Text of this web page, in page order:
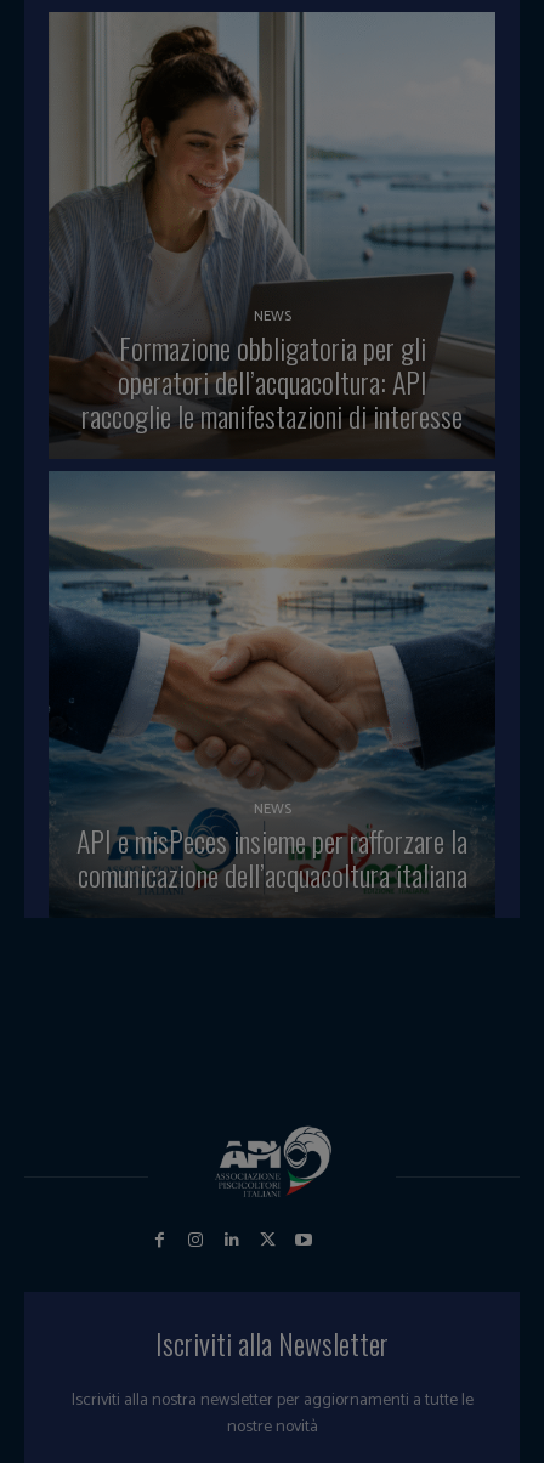
NEWS
Formazione obbligatoria per gli
operatori dell’acquacoltura: API
raccoglie le manifestazioni di interesse
NEWS
API e misPeces insieme per rafforzare la
comunicazione dell’acquacoltura italiana
Iscriviti alla Newsletter
Iscriviti alla nostra newsletter per aggiornamenti a tutte le
nostre novità